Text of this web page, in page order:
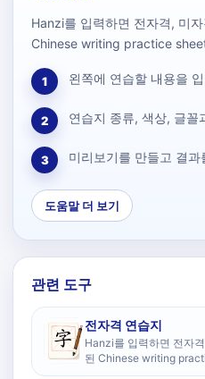
Hanzi를 입력하면 전자격, 미
Chinese writing practice
1 왼쪽에 연습할 내용을
2 연습지 종류, 색상, 글꼴
3 미리보기를 만들고 결
도움말 더 보기
관련 도구
전자격 연습지
Hanzi를 입력하면 전자
된 Chinese writing